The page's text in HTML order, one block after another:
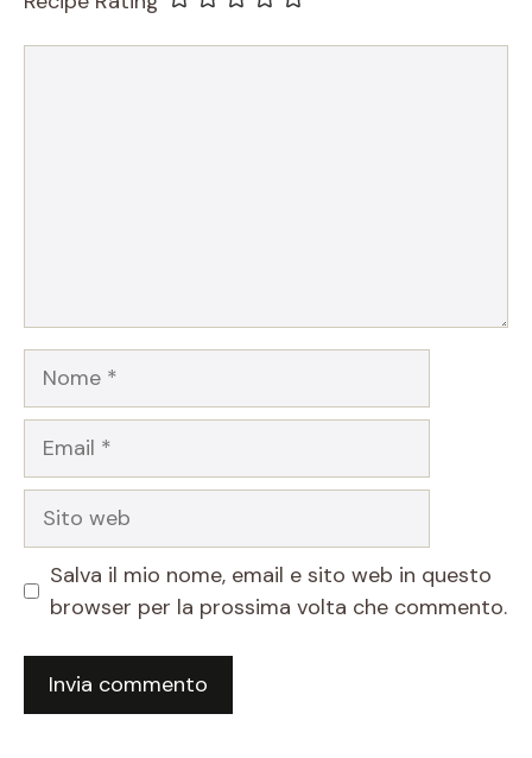
Sito
Salva il mio nome, email e sito web in questo
browser per la prossima volta che commento.